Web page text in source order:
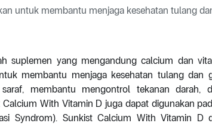
untuk membantu menjaga kesehatan tulang
suplemen yang mengandung calcium dan
membantu menjaga kesehatan tulang dan
membantu mengontrol tekanan darah,
With Vitamin D juga dapat digunakan
Syndrom). Sunkist Calcium With Vitamin D